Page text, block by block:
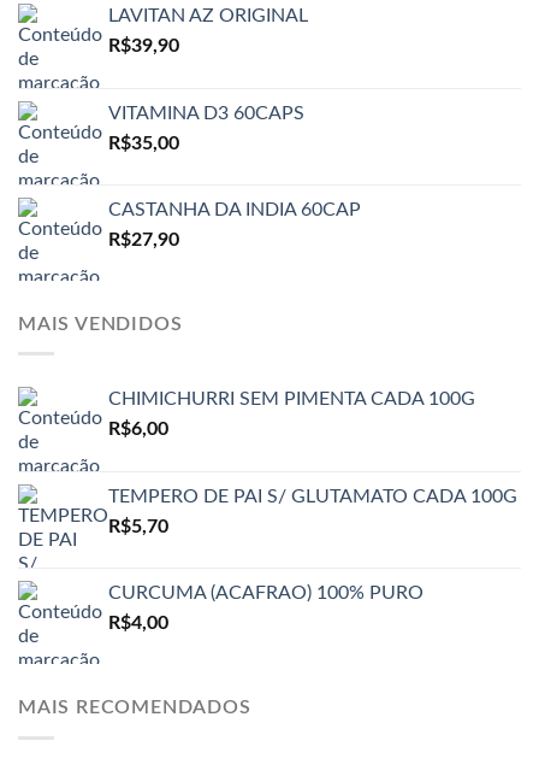
LAVITAN AZ ORIGINAL
R$39,90
VITAMINA D3 60CAPS
R$35,00
CASTANHA DA INDIA 60CAP
R$27,90
MAIS VENDIDOS
CHIMICHURRI SEM PIMENTA CADA 100G
R$6,00
TEMPERO DE PAI S/ GLUTAMATO CADA 100G
R$5,70
CURCUMA (ACAFRAO) 100% PURO
R$4,00
MAIS RECOMENDADOS